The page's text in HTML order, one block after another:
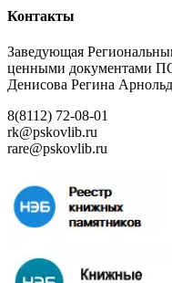
Контакты
Заведующая
ценными документами
Денисова Регина
8(8112) 72-08-01
rk@pskovlib.ru
rare@pskovlib.ru